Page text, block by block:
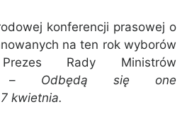
konferencji prasowej o
na ten rok wyborów
Prezes Rady Ministrów
– Odbędą się one
kwietnia.